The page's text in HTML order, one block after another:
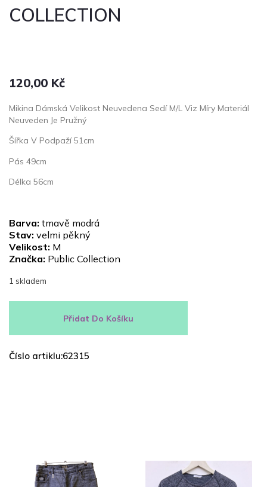
COLLECTION
120,00 Kč
Mikina Dámská Velikost Neuvedena Sedí M/L Viz Míry Materiál
Neuveden Je Pružný
Šířka V Podpaží 51cm
Pás 49cm
Délka 56cm
Barva: tmavě modrá
Stav: velmi pěkný
Velikost: M
Značka: Public Collection
1 skladem
Přidat Do Košíku
Číslo artiklu:62315